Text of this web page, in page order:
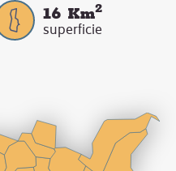
16 Km2
superficie